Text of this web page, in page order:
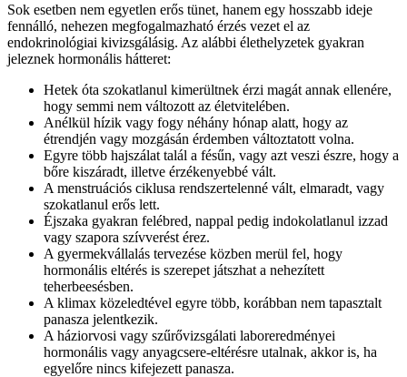
Sok esetben nem egyetlen erős tünet, hanem egy hosszabb ideje
fennálló, nehezen megfogalmazható érzés vezet el az
endokrinológiai kivizsgálásig. Az alábbi élethelyzetek gyakran
jeleznek hormonális hátteret:
Hetek óta szokatlanul kimerültnek érzi magát annak ellenére,
hogy semmi nem változott az életvitelében.
Anélkül hízik vagy fogy néhány hónap alatt, hogy az
étrendjén vagy mozgásán érdemben változtatott volna.
Egyre több hajszálat talál a fésűn, vagy azt veszi észre, hogy a
bőre kiszáradt, illetve érzékenyebbé vált.
A menstruációs ciklusa rendszertelenné vált, elmaradt, vagy
szokatlanul erős lett.
Éjszaka gyakran felébred, nappal pedig indokolatlanul izzad
vagy szapora szívverést érez.
A gyermekvállalás tervezése közben merül fel, hogy
hormonális eltérés is szerepet játszhat a nehezített
teherbeesésben.
A klimax közeledtével egyre több, korábban nem tapasztalt
panasza jelentkezik.
A háziorvosi vagy szűrővizsgálati laboreredményei
hormonális vagy anyagcsere-eltérésre utalnak, akkor is, ha
egyelőre nincs kifejezett panasza.